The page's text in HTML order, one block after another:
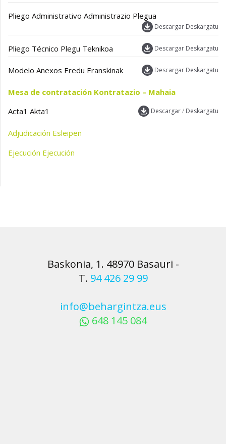
Pliego Administrativo Administrazio Plegua
Descargar Deskargatu
Pliego Técnico Plegu Teknikoa Descargar Deskargatu
Modelo Anexos Eredu Eranskinak Descargar Deskargatu
Mesa de contratación Kontratazio – Mahaia
Acta1 Akta1 Descargar/ Deskargatu
Adjudicación Esleipen
Ejecución Ejecución
Baskonia, 1. 48970 Basauri -
T. 94 426 29 99
info@behargintza.eus
648 145 084